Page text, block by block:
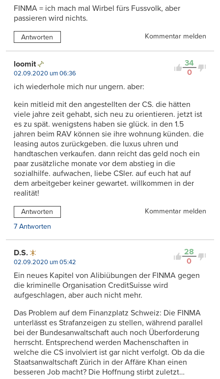
FINMA = ich mach mal Wirbel fürs Fussvolk, aber
passieren wird nichts.
Antworten Kommentar melden
34
0
loomit
02.09.2020 um 06:36
ich wiederhole mich nur ungern. aber:
kein mitleid mit den angestellten der CS. die hätten
viele jahre zeit gehabt, sich neu zu orientieren. jetzt ist
es zu spät. wenigstens haben sie glück. in den 1.5
jahren beim RAV können sie ihre wohnung künden. die
leasing autos zurückgeben. die luxus uhren und
handtaschen verkaufen. dann reicht das geld noch ein
paar zusätzliche monate vor dem abstieg in die
sozialhilfe. aufwachen, liebe CSler. auf euch hat auf
dem arbeitgeber keiner gewartet. willkommen in der
realität!
Antworten
Kommentar melden
7 Antworten
28
0
D.S.
02.09.2020 um 05:42
Ein neues Kapitel von Alibiübungen der FINMA gegen
die kriminelle Organisation CreditSuisse wird
aufgeschlagen, aber auch nicht mehr.
Das Problem auf dem Finanzplatz Schweiz: Die FINMA
unterlässt es Strafanzeigen zu stellen, während parallel
bei der Bundesanwaltschaft auch noch Überforderung
herrscht. Entsprechend werden Machenschaften in
welche die CS involviert ist gar nicht verfolgt. Ob da die
Staatsanwaltschaft Zürich in der Affäre Khan einen
besseren Job macht? Die Hoffnung stirbt zuletzt…